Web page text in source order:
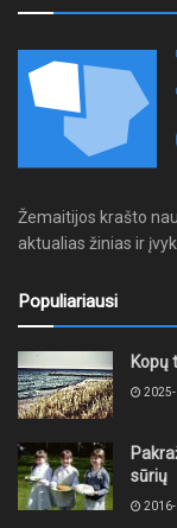
Žemaitijos krašto
aktualias žinias ir
Populiariausi
Kopų
sūrių